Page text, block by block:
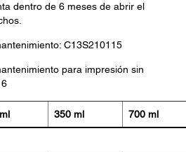
dentro de 6 meses de abrir el
C13S210115
para impresión sin
350 ml 700 ml